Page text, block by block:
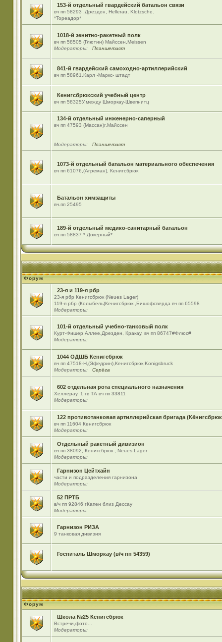
153-й отдельный гвардейский батальон связи
вч пп 58293 ,Дрезден, Hellerau, Klotzsche.
*Тореадор*
1018-й зенитно-ракетный полк
вч пп 58505 (Глютин) Майсcен,Meissen
Модераторы:
Планшетист
841-й гвардейский самоходно-артиллерийский
вч пп 58961.Карл -Маркс- штадт
Кенигсбрюкский учебный центр
вч пп 58325У,между Шморкау-Швепнитц
134-й отдельный инженерно-саперный
вч пп 47593 (Массан)г.Майссен
Модераторы: Планшетист
1073-й отдельный батальон материального обеспечения
вч пп 61076,(Агреман), Кенигсбрюк
Батальон химзащиты
вч.пп 25495
189-й отдельный медико-санитарный батальон
вч пп 58837 * Докерный*
Форум
23-я и 119-я рбр
23-я рбр Кенигсбрюк (Neues Lager)
119-я рбр (Колыбель)Кенигсбрюк ,Бишофсверда вч пп 65598
Модераторы:
101-й отдельный учебно-танковый полк
Курт-Фишер Аллее,Дрезден, Кракау, вч пп 86747#Флюс#
Модераторы:
1044 ОДШБ Кенигсбрюк
вч пп 47518-Н,(Эфедрин),Кенигсбрюк,Konigsbruck
Модераторы:
Серёга
602 отдельная рота специального назначения
Хеллерау. 1 гв ТА вч пп 33811
Модераторы:
122 противотанковая артиллерийская бригада
вч пп 11604 Кенигсбрюк
Модераторы:
Отдельный ракетный дивизион
вч пп 38092, Кенигсбрюк , Neues Lager
Модераторы:
Гарнизон Цейтхайн
части и подразделения гарнизона
Модераторы:
52 ПРТБ
в/ч пп 92846 гКапен близ Дессау
Модераторы:
Гарнизон РИЗА
9 танковая дивизия
Госпиталь Шморкау (в/ч пп 54359)
Форум
Школа №25 Кенигсбрюк
Встречи,фото...
Модераторы: